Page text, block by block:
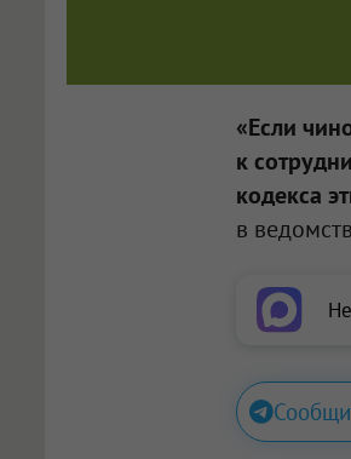
«Если
к
кодекса
в